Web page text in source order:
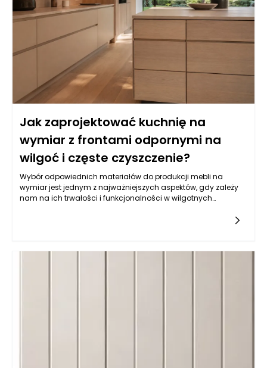
Jak zaprojektować kuchnię na
wymiar z frontami odpornymi na
wilgoć i częste czyszczenie?
Wybór odpowiednich materiałów do produkcji mebli na
wymiar jest jednym z najważniejszych aspektów, gdy zależy
nam na ich trwałości i funkcjonalności w wilgotnych
sklejka wodoodporna. Istotne jest, aby materiał miał